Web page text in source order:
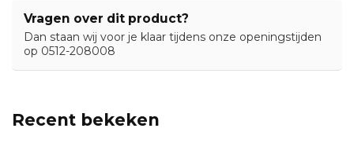
Vragen over dit product?
Dan staan wij voor je klaar tijdens onze openingstijden
op 0512-208008
Recent bekeken